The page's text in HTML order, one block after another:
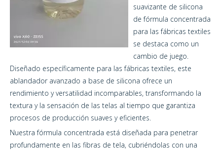
suavizante de silicona
de fórmula concentrada
para las fábricas textiles
se destaca como un
cambio de juego.
Diseñado específicamente para las fábricas textiles, este
ablandador avanzado a base de silicona ofrece un
rendimiento y versatilidad incomparables, transformando la
textura y la sensación de las telas al tiempo que garantiza
procesos de producción suaves y eficientes.
Nuestra fórmula concentrada está diseñada para penetrar
profundamente en las fibras de tela, cubriéndolas con una